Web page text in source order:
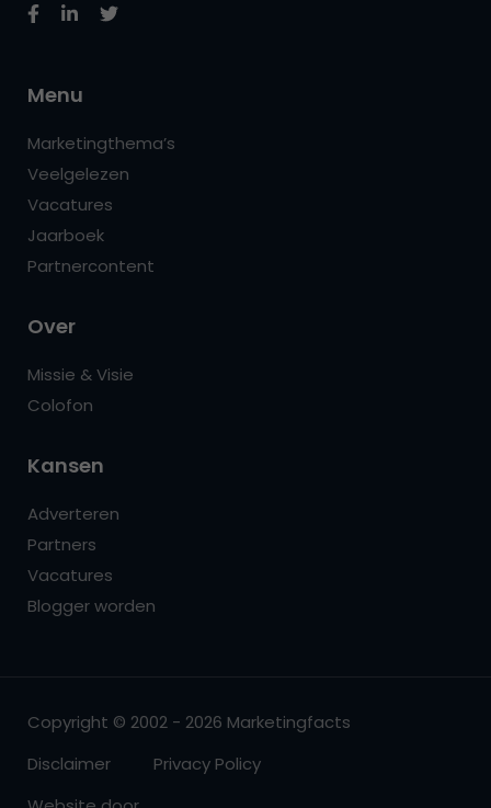
Menu
Marketingthema’s
Veelgelezen
Vacatures
Jaarboek
Partnercontent
Over
Missie & Visie
Colofon
Kansen
Adverteren
Partners
Vacatures
Blogger worden
Copyright © 2002 - 2026 Marketingfacts
Disclaimer
Privacy Policy